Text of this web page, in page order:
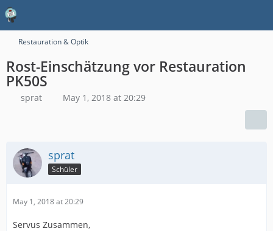
Restauration & Optik
Rost-Einschätzung vor Restauration
PK50S
sprat May 1, 2018 at 20:29
sprat
Schüler
May 1, 2018 at 20:29
Servus Zusammen,